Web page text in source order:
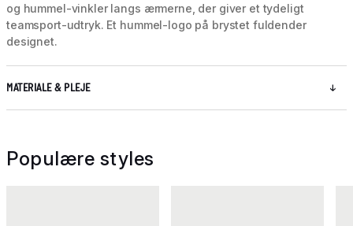
og hummel-vinkler langs ærmerne, der giver et tydeligt
teamsport-udtryk. Et hummel-logo på brystet fuldender
designet.
MATERIALE & PLEJE
Populære styles